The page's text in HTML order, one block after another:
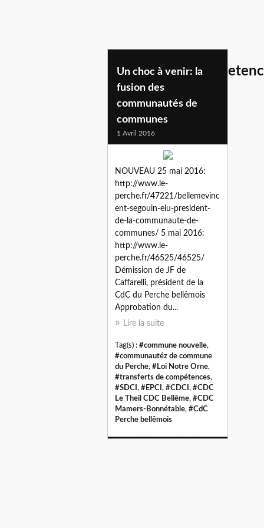
transferts de
Un choc à venir: la
fusion des
communautés de
communes
1 Avril 2016
NOUVEAU 25 mai 2016:
http://www.le-
perche.fr/47221/bellemevinc
ent-segouin-elu-president-
de-la-communaute-de-
communes/ 5 mai 2016:
http://www.le-
perche.fr/46525/46525/
Démission de JF de
Caffarelli, président de la
CdC du Perche bellêmois
Approbation du...
Lire la suite
Tag(s) : #commune nouvelle,
#communautéz de commune
du Perche, #Loi Notre Orne,
#transferts de compétences,
#SDCI , #EPCI , #CDCI , #CDC
Le Theil CDC Bellême, #CDC
Mamers-Bonnétable, #CdC
Perche bellêmois